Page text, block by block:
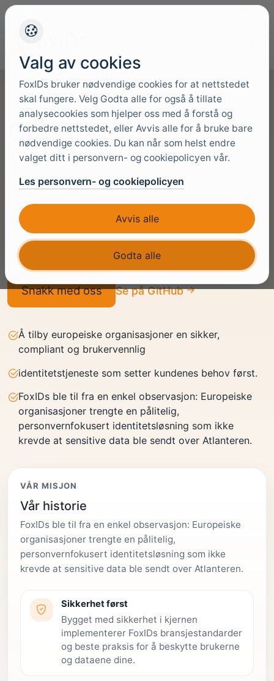
Om FoxIDs
identitetsplattform utviklet i Danmark for
organisasjoner som trenger åpne standarder og
et tydelig valg mellom FoxIDs Cloud, selvhosting
og hybrid deployment.
Snakk med oss Se på GitHub
Å tilby europeiske organisasjoner en sikker,
compliant og brukervennlig
identitetstjeneste som setter kundenes behov først.
FoxIDs ble til fra en enkel observasjon: Europeiske
organisasjoner trengte en pålitelig,
personvernfokusert identitetsløsning som ikke
krevde at sensitive data ble sendt over Atlanteren.
VÅR MISJON
Vår historie
FoxIDs ble til fra en enkel observasjon: Europeiske
organisasjoner trengte en pålitelig,
personvernfokusert identitetsløsning som ikke
krevde at sensitive data ble sendt over Atlanteren.
Sikkerhet først
Bygget med sikkerhet i kjernen
implementerer FoxIDs bransjestandarder
og beste praksis for å beskytte brukerne
og dataene dine.
Valg av cookies
FoxIDs bruker nødvendige cookies for at nettstedet
skal fungere. Velg Godta alle for også å tillate
analysecookies som hjelper oss med å forstå og
forbedre nettstedet, eller Avvis alle for å bruke bare
nødvendige cookies. Du kan når som helst endre
valget ditt i personvern- og cookiepolicyen vår.
Les personvern- og cookiepolicyen
Avvis alle
Godta alle